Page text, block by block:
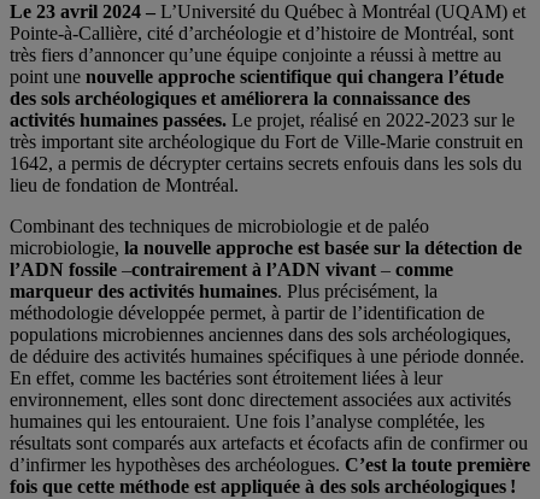
Le 23 avril 2024 – L’Université du Québec à Montréal (UQAM) et
Pointe-à-Callière, cité d’archéologie et d’histoire de Montréal, sont
très fiers d’annoncer qu’une équipe conjointe a réussi à mettre au
point une nouvelle approche scientifique qui changera l’étude
des sols archéologiques et améliorera la connaissance des
activités humaines passées. Le projet, réalisé en 2022-2023 sur le
très important site archéologique du Fort de Ville-Marie construit en
1642, a permis de décrypter certains secrets enfouis dans les sols du
lieu de fondation de Montréal.
Combinant des techniques de microbiologie et de paléo
microbiologie, la nouvelle approche est basée sur la détection de
l’ADN fossile –contrairement à l’ADN vivant – comme
marqueur des activités humaines. Plus précisément, la
méthodologie développée permet, à partir de l’identification de
populations microbiennes anciennes dans des sols archéologiques,
de déduire des activités humaines spécifiques à une période donnée.
En effet, comme les bactéries sont étroitement liées à leur
environnement, elles sont donc directement associées aux activités
humaines qui les entouraient. Une fois l’analyse complétée, les
résultats sont comparés aux artefacts et écofacts afin de confirmer ou
d’infirmer les hypothèses des archéologues. C’est la toute première
fois que cette méthode est appliquée à des sols archéologiques !